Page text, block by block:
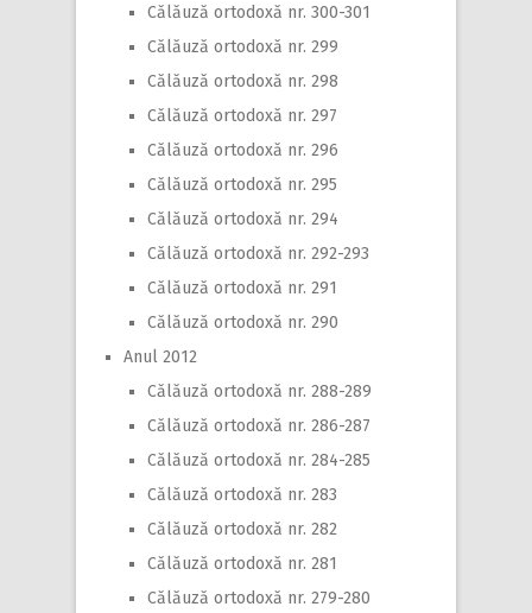
Călăuză ortodoxă nr. 300-301
Călăuză ortodoxă nr. 299
Călăuză ortodoxă nr. 298
Călăuză ortodoxă nr. 297
Călăuză ortodoxă nr. 296
Călăuză ortodoxă nr. 295
Călăuză ortodoxă nr. 294
Călăuză ortodoxă nr. 292-293
Călăuză ortodoxă nr. 291
Călăuză ortodoxă nr. 290
Anul 2012
Călăuză ortodoxă nr. 288-289
Călăuză ortodoxă nr. 286-287
Călăuză ortodoxă nr. 284-285
Călăuză ortodoxă nr. 283
Călăuză ortodoxă nr. 282
Călăuză ortodoxă nr. 281
Călăuză ortodoxă nr. 279-280